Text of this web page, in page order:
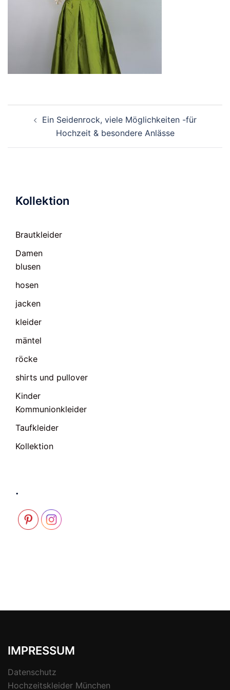
Ein Seidenrock, viele Möglichkeiten -für
Hochzeit & besondere Anlässe
Kollektion
Brautkleider
Damen
blusen
hosen
jacken
kleider
mäntel
röcke
shirts und pullover
Kinder
Kommunionkleider
Taufkleider
Kollektion
.
IMPRESSUM
Datenschutz
Hochzeitskleider München